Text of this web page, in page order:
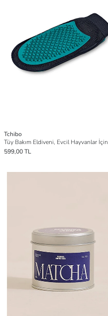
Tchibo
Tüy Bakım Eldiveni, Evcil Hayvanlar İçin
599,00 TL